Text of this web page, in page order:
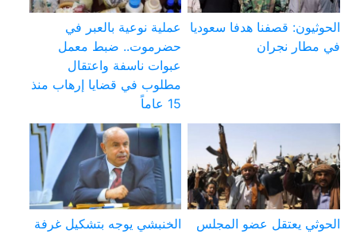
الحوثيون: قصفنا هدفا سعوديا
في مطار نجران
عملية نوعية بالعبر في
حضرموت.. ضبط معمل
عبوات ناسفة واعتقال
مطلوب في قضايا إرهاب منذ
15 عاماً
الحوثي يعتقل عضو المجلس
الخنبشي يوجه بتشكيل غرفة